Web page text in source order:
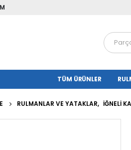
TÜM ÜRÜNLER
RULMANLAR VE YATAKLAR, İĞNELI